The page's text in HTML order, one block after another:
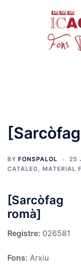
BY FONSPALOL
25
CATÀLEG, MATERIAL
[Sarcòfag
romà]
Registre: 026581
Fons: Arxiu